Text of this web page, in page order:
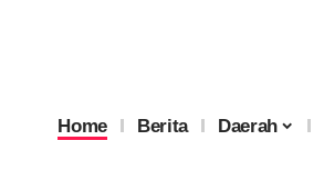
Home Berita Daerah